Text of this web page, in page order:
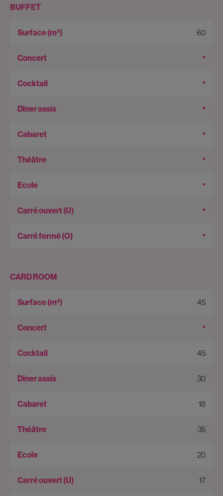
BUFFET
60
•
•
•
•
•
•
•
•
CARD ROOM
45
•
45
30
18
35
20
17